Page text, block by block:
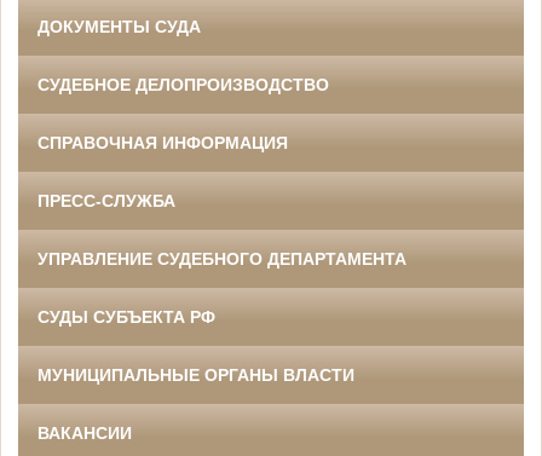
ДОКУМЕНТЫ СУДА
СУДЕБНОЕ ДЕЛОПРОИЗВОДСТВО
СПРАВОЧНАЯ ИНФОРМАЦИЯ
ПРЕСС-СЛУЖБА
УПРАВЛЕНИЕ СУДЕБНОГО ДЕПАРТАМЕНТА
СУДЫ СУБЪЕКТА РФ
МУНИЦИПАЛЬНЫЕ ОРГАНЫ ВЛАСТИ
ВАКАНСИИ